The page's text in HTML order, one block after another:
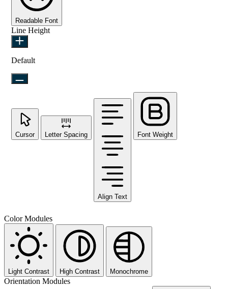
Readable Font
Line Height
Default
Cursor Letter Spacing
Align Text
Font Weight
Color Modules
Light Contrast High Contrast Monochrome
Orientation Modules